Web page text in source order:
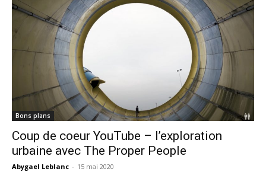
Bons plans
Coup de coeur YouTube – l’exploration
urbaine avec The Proper People
Abygael Leblanc - 15 mai 2020